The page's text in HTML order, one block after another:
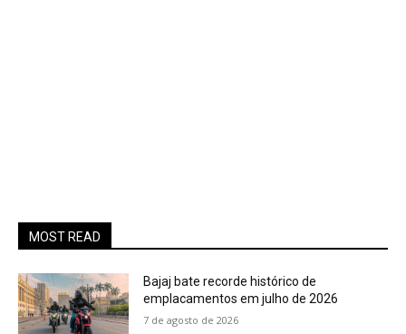
MOST READ
Bajaj bate recorde histórico de
emplacamentos em julho de 2026
7 de agosto de 2026